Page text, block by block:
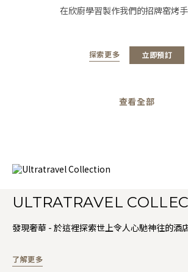
在欣廚學習製作我們的招牌窑烤
探索更多 立即預訂
查看全部
ULTRATRAVEL
發現奢華 - 於這裡探索世上令人心馳神往的酒
了解更多